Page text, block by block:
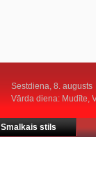
Sestdiena, 8. augusts
Vārda diena: Mudīte,
Smalkais stils